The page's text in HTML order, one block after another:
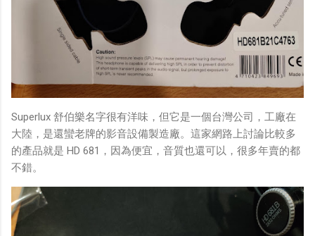
Superlux 舒伯樂名字很有洋味，但它是一個台灣公司，工廠在
大陸，是還蠻老牌的影音設備製造廠。這家網路上討論比較多
的產品就是 HD 681，因為便宜，音質也還可以，很多年賣的都
不錯。